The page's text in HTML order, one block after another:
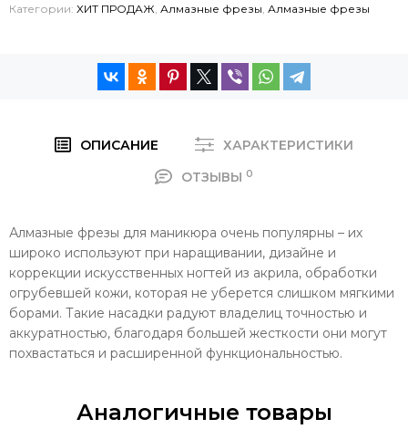
Категории: ХИТ ПРОДАЖ Алмазные фрезы Алмазные фрезы
ОПИСАНИЕ
ХАРАКТЕРИСТИКИ
ОТЗЫВЫ 0
Алмазные фрезы для маникюра очень популярны – их
широко используют при наращивании, дизайне и
коррекции искусственных ногтей из акрила, обработки
огрубевшей кожи, которая не уберется слишком мягкими
борами. Такие насадки радуют владелиц точностью и
аккуратностью, благодаря большей жесткости они могут
похвастаться и расширенной функциональностью.
Аналогичные товары